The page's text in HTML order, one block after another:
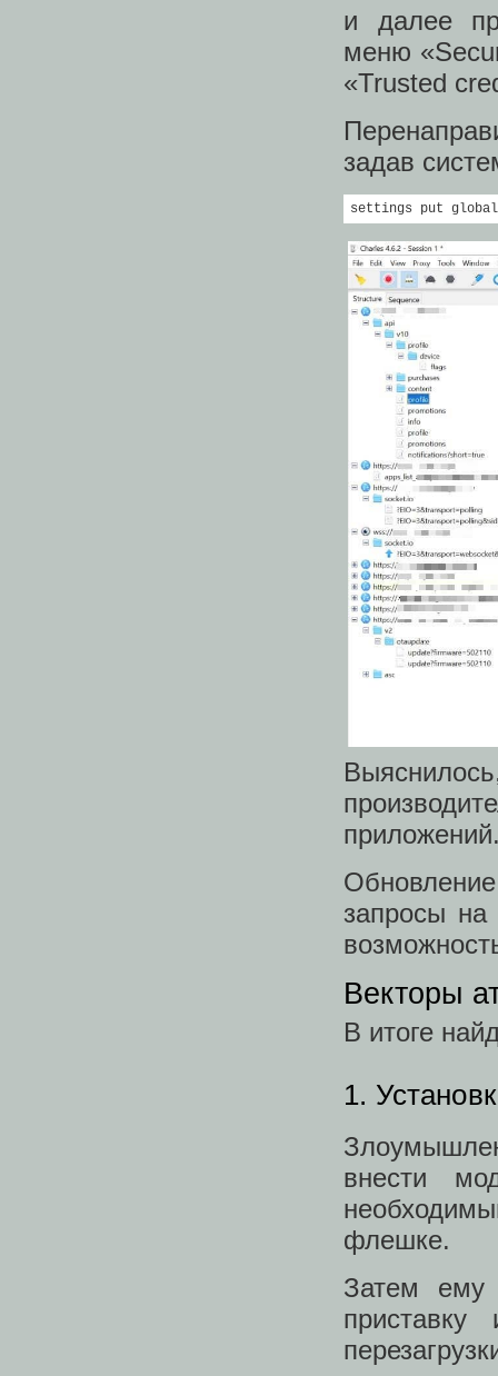
и далее
меню
«Trusted
задав
settings put global
запросы
Векторы
В итоге
1.
внести
флешке.
Затем ему